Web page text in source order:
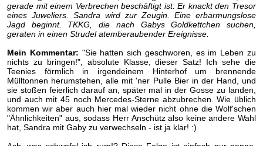
gerade mit einem Verbrechen beschäftigt ist: Er knackt den Tresor
eines Juweliers. Sandra wird zur Zeugin. Eine erbarmungslose
Jagd beginnt. TKKG, die nach Gabys Goldkettchen suchen,
geraten in einen Strudel atemberaubender Ereignisse.
Mein Kommentar: "Sie hatten sich geschworen, es im Leben zu
nichts zu bringen!", absolute Klasse, dieser Satz! Ich sehe die
Teenies förmlich in irgendeinem Hinterhof um brennende
Mülltonnen herumstehen, alle mit 'ner Pulle Bier in der Hand, und
sie stoßen feierlich darauf an, später mal in der Gosse zu landen,
und auch mit 45 noch Mercedes-Sterne abzubrechen. Wie üblich
kommen wir aber auch hier mal wieder nicht ohne die Wolf'schen
"Ähnlichkeiten" aus, sodass Herr Anschütz also keine andere Wahl
hat, Sandra mit Gaby zu verwechseln - ist ja klar! :)